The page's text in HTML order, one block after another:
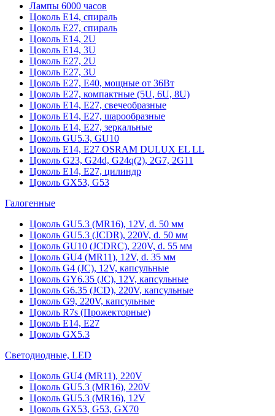
Лампы 6000 часов
Цоколь Е14, спираль
Цоколь Е27, спираль
Цоколь Е14, 2U
Цоколь Е14, 3U
Цоколь Е27, 2U
Цоколь Е27, 3U
Цоколь Е27, Е40, мощные от 36Вт
Цоколь Е27, компактные (5U, 6U, 8U)
Цоколь Е14, Е27, свечеобразные
Цоколь Е14, Е27, шарообразные
Цоколь Е14, Е27, зеркальные
Цоколь GU5.3, GU10
Цоколь Е14, Е27 OSRAM DULUX EL LL
Цоколь G23, G24d, G24q(2), 2G7, 2G11
Цоколь Е14, Е27, цилиндр
Цоколь GX53, G53
Галогенные
Цоколь GU5.3 (MR16), 12V, d. 50 мм
Цоколь GU5.3 (JCDR), 220V, d. 50 мм
Цоколь GU10 (JCDRC), 220V, d. 55 мм
Цоколь GU4 (MR11), 12V, d. 35 мм
Цоколь G4 (JC), 12V, капсульные
Цоколь GY6.35 (JC), 12V, капсульные
Цоколь G6.35 (JCD), 220V, капсульные
Цоколь G9, 220V, капсульные
Цоколь R7s (Прожекторные)
Цоколь E14, E27
Цоколь GX5.3
Светодиодные, LED
Цоколь GU4 (MR11), 220V
Цоколь GU5.3 (MR16), 220V
Цоколь GU5.3 (MR16), 12V
Цоколь GX53, G53, GX70